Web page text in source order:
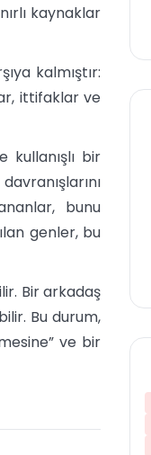
kaynaklar
kalmıştır:
ittifaklar ve
bir
bunu
genler, bu
Bir arkadaş
Bu durum,
ve bir